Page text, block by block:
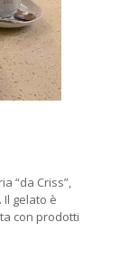
“da Criss”,
gelato è
con prodotti